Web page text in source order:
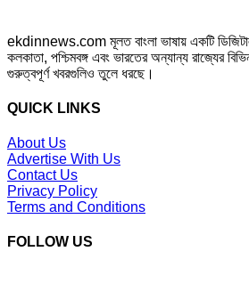
ekdinnews.com মূলত বাংলা ভাষায় একটি ডিজিটাল
কলকাতা, পশ্চিমবঙ্গ এবং ভারতের অন্যান্য রাজ্যের
গুরুত্বপূর্ণ খবরগুলিও তুলে ধরছে।
QUICK LINKS
About Us
Advertise With Us
Contact Us
Privacy Policy
Terms and Conditions
FOLLOW US